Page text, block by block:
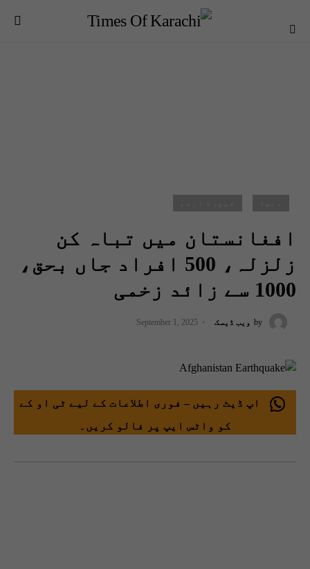
افغانستان میں تباہ کن
زلزلہ، 500 افراد جاں بحق،
1000 سے زائد زخمی
by ویب ڈیسک September 1, 2025
اپ ڈیٹ رہیں – فوری اطلاعات کے لیے ٹی او کے
کو واٹس ایپ پر فالو کریں۔